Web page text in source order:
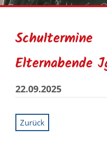
Schultermine
Elternabende
22.09.2025
Zurück